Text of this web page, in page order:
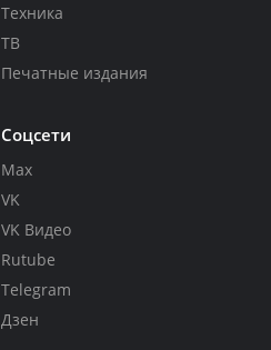
Техника
ТВ
Печатные издания
Соцсети
Max
VK
VK Видео
Rutube
Telegram
Дзен